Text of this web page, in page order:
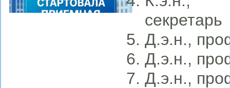
секретарь
Д.э.н.,
Д.э.н.,
Д.э.н.,